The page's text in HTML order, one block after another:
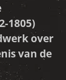
1805)
over
van de